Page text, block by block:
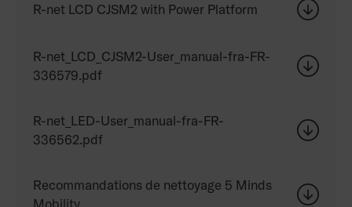
R-net LCD CJSM2 with Power Platform
R-net_LCD_CJSM2-User_manual-fra-FR-
336579.pdf
R-net_LED-User_manual-fra-FR-
336562.pdf
Recommandations de nettoyage 5 Minds
Mobility